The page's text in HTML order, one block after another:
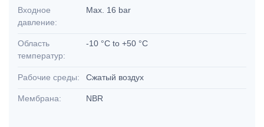
Входное
давление:
Max. 16 bar
Область
температур:
-10 °C to +50 °C
Рабочие среды: Сжатый воздух
Мембрана: NBR